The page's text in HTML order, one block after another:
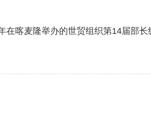
喀麦隆举办的世贸组织第14届部长